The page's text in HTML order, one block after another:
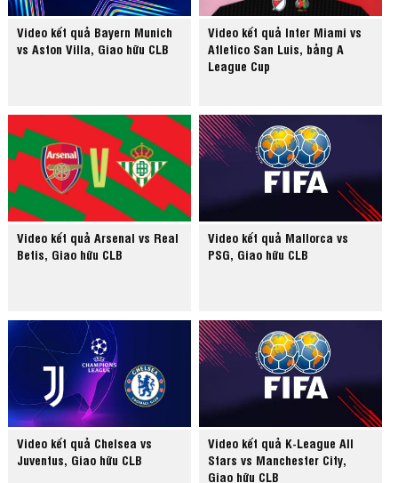
Video kết quả Bayern Munich
vs Aston Villa, Giao hữu CLB
Video kết quả Inter Miami vs
Atletico San Luis, bảng A
League Cup
Video kết quả Arsenal vs Real
Betis, Giao hữu CLB
Video kết quả Mallorca vs
PSG, Giao hữu CLB
Video kết quả Chelsea vs
Juventus, Giao hữu CLB
Video kết quả K-League All
Stars vs Manchester City,
Giao hữu CLB